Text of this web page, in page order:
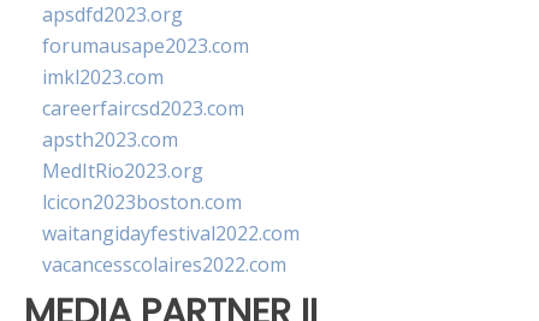
apsdfd2023.org
forumausape2023.com
imkl2023.com
careerfaircsd2023.com
apsth2023.com
MedItRio2023.org
lcicon2023boston.com
waitangidayfestival2022.com
vacancesscolaires2022.com